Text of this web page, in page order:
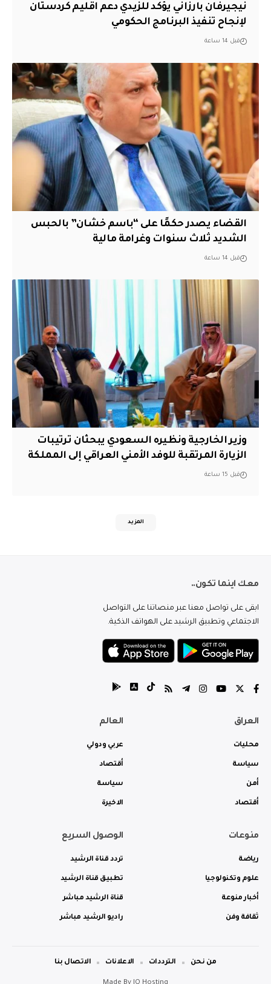
نيجيرفان بارزاني يؤكد للزيدي دعم اقليم ‏كردستان
لإنجاح تنفيذ البرنامج الحكومي
قبل 14 ساعة
القضاء يصدر حكمًا على “باسم خشان” بالحبس
الشديد ثلاث سنوات وغرامة مالية
قبل 14 ساعة
وزير الخارجية ونظيره السعودي يبحثان ترتيبات
الزيارة المرتقبة للوفد الأمني العراقي إلى المملكة
قبل 15 ساعة
المزيد
معك اينما تكون..
ابقى على تواصل معنا عبر منصاتنا على التواصل
الاجتماعي وتطبيق الرشيد على الهواتف الذكية.
العراق
محليات
سياسة
أمن
أقتصاد
العالم
عربي ودولي
أقتصاد
سياسة
الاخيرة
منوعات
رياضة
علوم وتكنولوجيا
أخبار منوعة
ثقافة وفن
الوصول السريع
تردد قناة الرشيد
تطبيق قناة الرشيد
قناة الرشيد مباشر
راديو الرشيد مباشر
من نحن الترددات الاعلانات الاتصال بنا